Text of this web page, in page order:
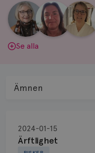
Aina
Johnsson
|
Anne
Andersson
Fredrika
Killander
|
Se alla
Ärftlighet
2024-01-15
Ämnen
Biopsi